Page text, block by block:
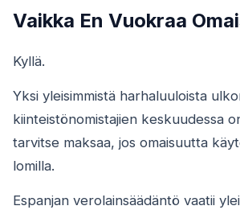
Vaikka En Vuokraa
Kyllä.
Yksi yleisimmistä harhaluuloista
kiinteistönomistajien keskuudessa
tarvitse maksaa, jos omaisuutta
lomilla.
Espanjan verolainsäädäntö vaatii